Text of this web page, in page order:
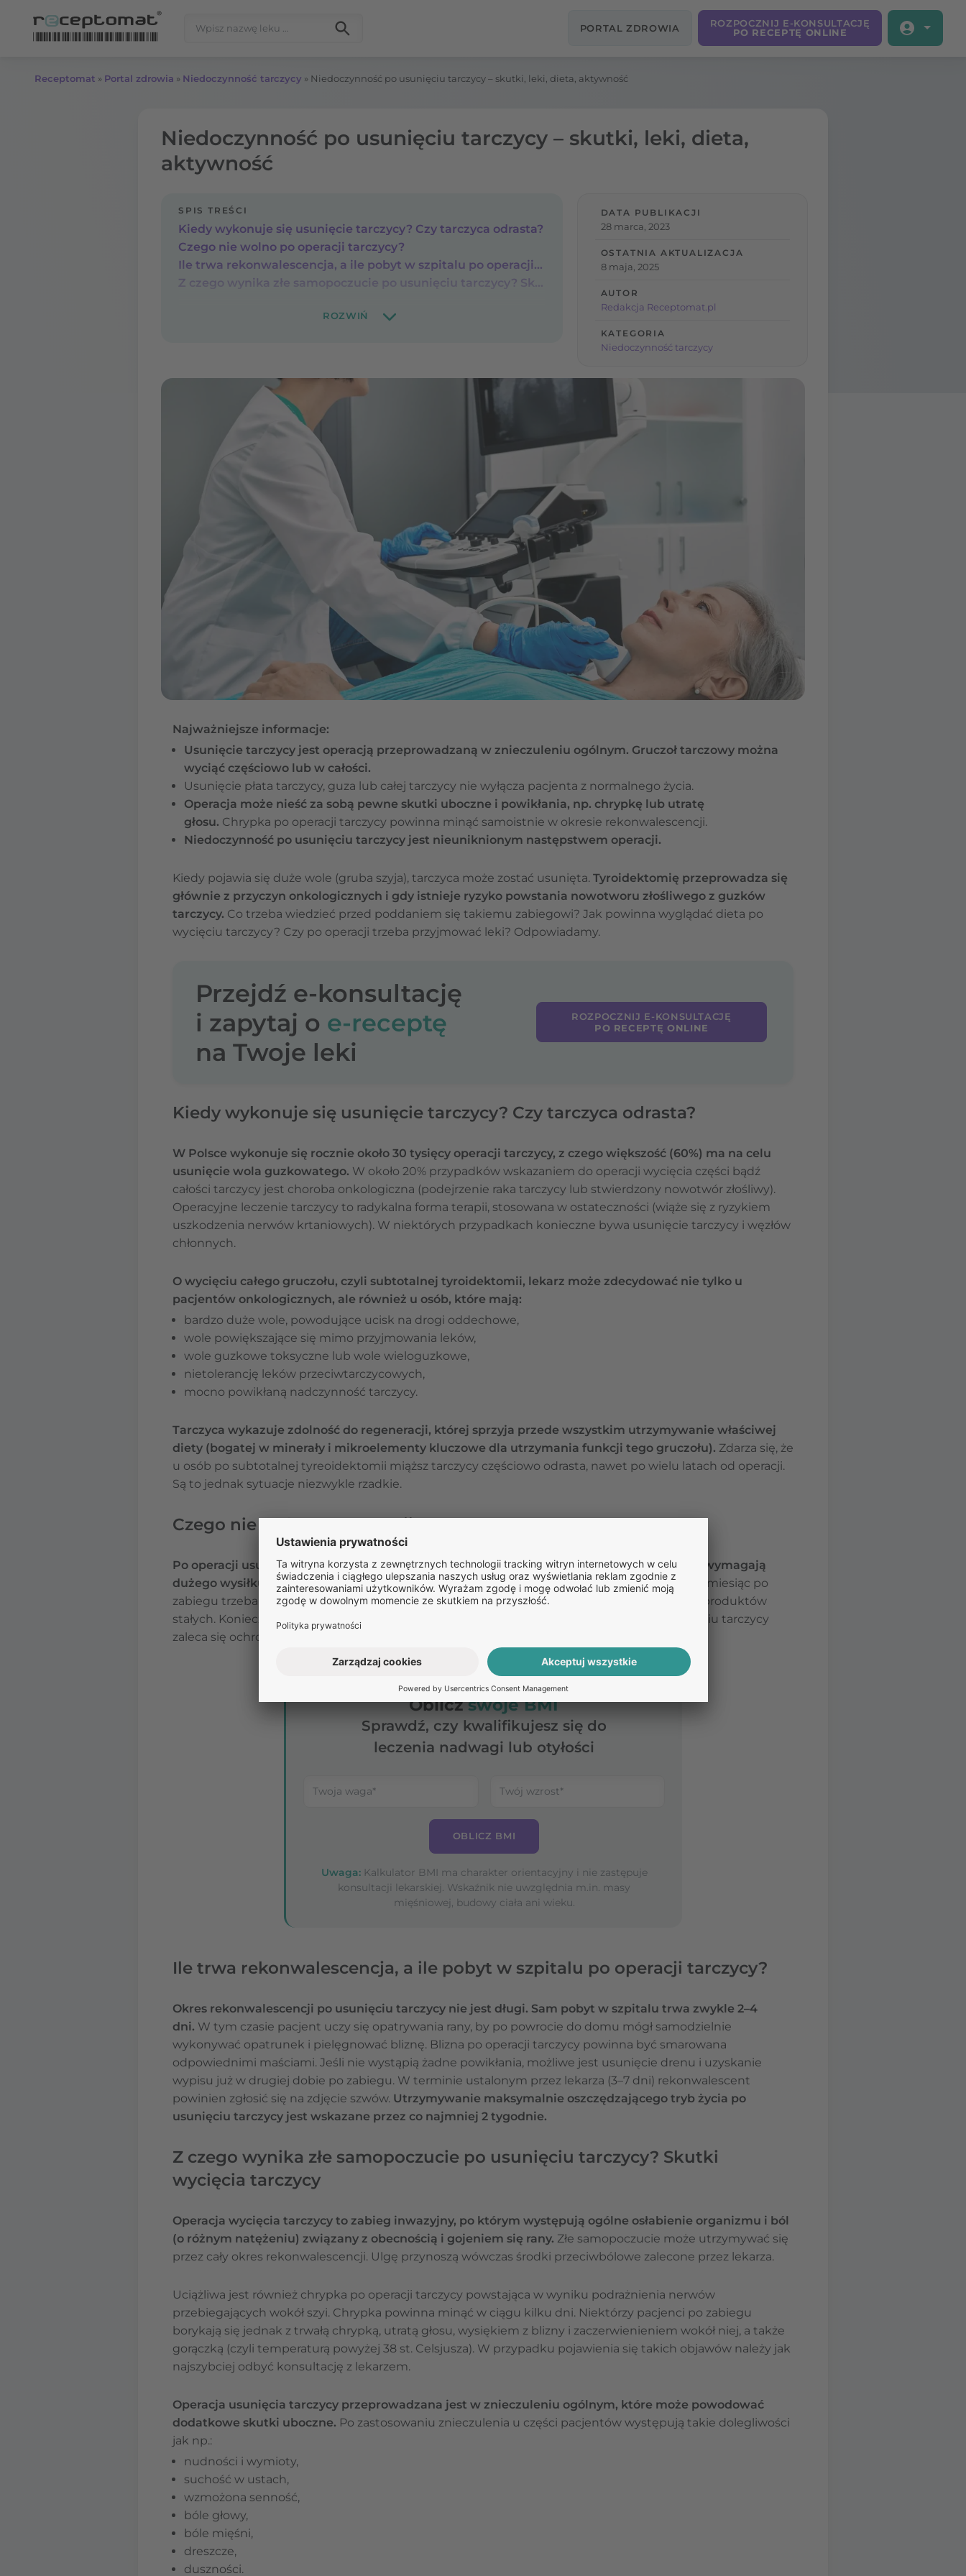
PORTAL ZDROWIA
ROZPOCZNIJ E-KONSULTACJĘ
PO RECEPTĘ ONLINE
Receptomat » Portal zdrowia » Niedoczynność tarczycy » Niedoczynność po usunięciu tarczycy – skutki, leki, dieta, aktywność
Niedoczynność po usunięciu tarczycy – skutki, leki, dieta,
aktywność
SPIS TREŚCI
Kiedy wykonuje się usunięcie tarczycy? Czy tarczyca odrasta?
Czego nie wolno po operacji tarczycy?
Ile trwa rekonwalescencja, a ile pobyt w szpitalu po operacji tarczycy?
DATA PUBLIKACJI
28 marca, 2023
OSTATNIA AKTUALIZACJA
8 maja, 2025
AUTOR
Redakcja Receptomat.pl
KATEGORIA
Niedoczynność tarczycy
Najważniejsze informacje:
Usunięcie tarczycy jest operacją przeprowadzaną w znieczuleniu ogólnym. Gruczoł tarczowy można
wyciąć częściowo lub w całości.
Usunięcie płata tarczycy, guza lub całej tarczycy nie wyłącza pacjenta z normalnego życia.
Operacja może nieść za sobą pewne skutki uboczne i powikłania, np. chrypkę lub utratę
głosu. Chrypka po operacji tarczycy powinna minąć samoistnie w okresie rekonwalescencji.
Niedoczynność po usunięciu tarczycy jest nieuniknionym następstwem operacji.
Kiedy pojawia się duże wole (gruba szyja), tarczyca może zostać usunięta. Tyroidektomię przeprowadza się
głównie z przyczyn onkologicznych i gdy istnieje ryzyko powstania nowotworu złośliwego z guzków
tarczycy. Co trzeba wiedzieć przed poddaniem się takiemu zabiegowi? Jak powinna wyglądać dieta po
wycięciu tarczycy? Czy po operacji trzeba przyjmować leki? Odpowiadamy.
Przejdź e-konsultację
i zapytaj o e-receptę
na Twoje leki
ROZPOCZNIJ E-KONSULTACJĘ
PO RECEPTĘ ONLINE
Kiedy wykonuje się usunięcie tarczycy? Czy tarczyca odrasta?
W Polsce wykonuje się rocznie około 30 tysięcy operacji tarczycy, z czego większość (60%) ma na celu
usunięcie wola guzkowatego. W około 20% przypadków wskazaniem do operacji wycięcia części bądź
całości tarczycy jest choroba onkologiczna (podejrzenie raka tarczycy lub stwierdzony nowotwór złośliwy).
Operacyjne leczenie tarczycy to radykalna forma terapii, stosowana w ostateczności (wiąże się z ryzykiem
uszkodzenia nerwów krtaniowych). W niektórych przypadkach konieczne bywa usunięcie tarczycy i węzłów
chłonnych.
O wycięciu całego gruczołu, czyli subtotalnej tyroidektomii, lekarz może zdecydować nie tylko u
pacjentów onkologicznych, ale również u osób, które mają:
bardzo duże wole, powodujące ucisk na drogi oddechowe,
wole powiększające się mimo przyjmowania leków,
wole guzkowe toksyczne lub wole wieloguzkowe,
nietolerancję leków przeciwtarczycowych,
mocno powikłaną nadczynność tarczycy.
Tarczyca wykazuje zdolność do regeneracji, której sprzyja przede wszystkim utrzymywanie właściwej
diety (bogatej w minerały i mikroelementy kluczowe dla utrzymania funkcji tego gruczołu). Zdarza się, że
u osób po subtotalnej tyreoidektomii miąższ tarczycy częściowo odrasta, nawet po wielu latach od operacji.
Są to jednak sytuacje niezwykle rzadkie.
Czego nie wolno po operacji tarczycy?
Po operacji usunięcia tarczycy przez kilka tygodni nie wolno wykonywać czynności, które wymagają
dużego wysiłku fizycznego. Grozi to rozejściem się rany i wystąpieniem krwawienia.Przez miesiąc po
zabiegu trzeba unikać gwałtownych ruchów szyi. Minimum przez tydzień nie należy też jeść produktów
stałych. Konieczne jest utrzymywanie diety płynnej. Poza tym przez okres do roku po usunięciu tarczycy
zaleca się ochronę rany, a następnie blizny przed działaniem promieni słonecznych.
Obliczswoje BMI
Sprawdź, czy kwalifikujesz się do
leczenia nadwagi lub otyłości
OBLICZ BMI
Uwaga:Kalkulator BMI ma charakter orientacyjny i nie zastępuje
konsultacji lekarskiej. Wskaźnik nie uwzględnia m.in. masy
mięśniowej, budowy ciała ani wieku.
Ile trwa rekonwalescencja, a ile pobyt w szpitalu po operacji tarczycy?
Okres rekonwalescencji po usunięciu tarczycy nie jest długi. Sam pobyt w szpitalu trwa zwykle 2–4
dni. W tym czasie pacjent uczy się opatrywania rany, by po powrocie do domu mógł samodzielnie
wykonywać opatrunek i pielęgnować bliznę. Blizna po operacji tarczycy powinna być smarowana
odpowiednimi maściami. Jeśli nie wystąpią żadne powikłania, możliwe jest usunięcie drenu i uzyskanie
wypisu już w drugiej dobie po zabiegu. W terminie ustalonym przez lekarza (3–7 dni) rekonwalescent
powinien zgłosić się na zdjęcie szwów. Utrzymywanie maksymalnie oszczędzającego tryb życia po
usunięciu tarczycy jest wskazane przez co najmniej 2 tygodnie.
Z czego wynika złe samopoczucie po usunięciu tarczycy? Skutki
wycięcia tarczycy
Operacja wycięcia tarczycy to zabieg inwazyjny, po którym występują ogólne osłabienie organizmu i ból
(o różnym natężeniu) związany z obecnością i gojeniem się rany. Złe samopoczucie może utrzymywać się
przez cały okres rekonwalescencji. Ulgę przynoszą wówczas środki przeciwbólowe zalecone przez lekarza.
Uciążliwa jest również chrypka po operacji tarczycy powstająca w wyniku podrażnienia nerwów
przebiegających wokół szyi. Chrypka powinna minąć w ciągu kilku dni. Niektórzy pacjenci po zabiegu
borykają się jednak z trwałą chrypką, utratą głosu, wysiękiem z blizny i zaczerwienieniem wokół niej, a także
gorączką (czyli temperaturą powyżej 38 st. Celsjusza). W przypadku pojawienia się takich objawów należy jak
najszybciej odbyć konsultację z lekarzem.
Operacja usunięcia tarczycy przeprowadzana jest w znieczuleniu ogólnym, które może powodować
dodatkowe skutki uboczne. Po zastosowaniu znieczulenia u części pacjentów występują takie dolegliwości
jak np.:
nudności i wymioty,
suchość w ustach,
wzmożona senność,
bóle głowy,
bóle mięśni,
dreszcze,
duszności.